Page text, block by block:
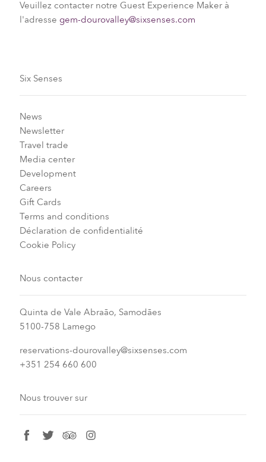
Veuillez contacter notre Guest Experience Maker à
l'adresse gem-dourovalley@sixsenses.com
Six Senses
News
Newsletter
Travel trade
Media center
Development
Careers
Gift Cards
Terms and conditions
Déclaration de confidentialité
Cookie Policy
Nous contacter
Quinta de Vale Abraão, Samodães
5100-758 Lamego
reservations-dourovalley@sixsenses.com
+351 254 660 600
Nous trouver sur
facebook
twitter tripadvisor